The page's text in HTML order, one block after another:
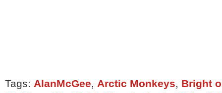
Tags: AlanMcGee, Arctic Monkeys, Bright